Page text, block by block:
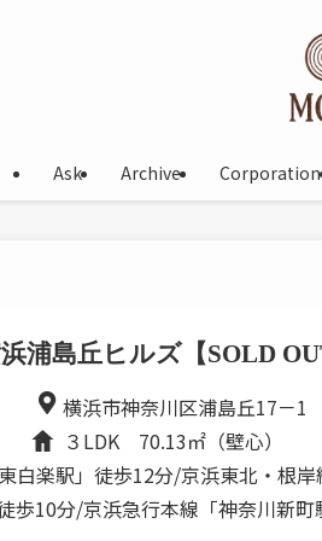
Ask Archive Corporation
浦島丘ヒルズ【SOLD
横浜市神奈川区浦島丘17－1
３LDK 70.13㎡（壁心）
白楽駅」徒歩12分/京浜東北・根
歩10分/京浜急行本線「神奈川新